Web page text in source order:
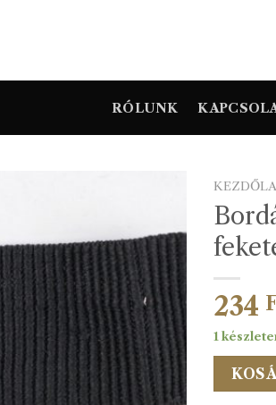
RÓLUNK
234
1